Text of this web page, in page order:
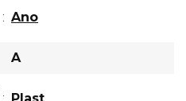
: Ano
A